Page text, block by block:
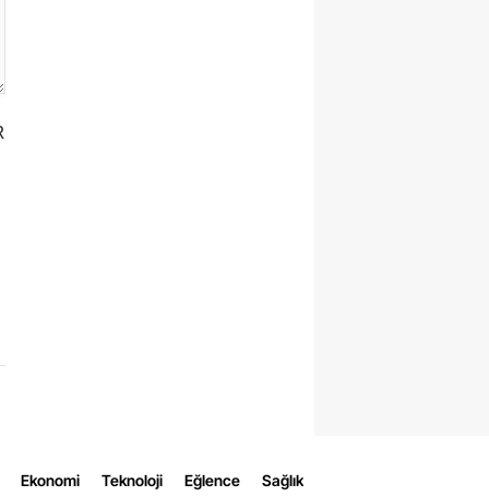
Ekonomi Teknoloji Eğlence Sağlık